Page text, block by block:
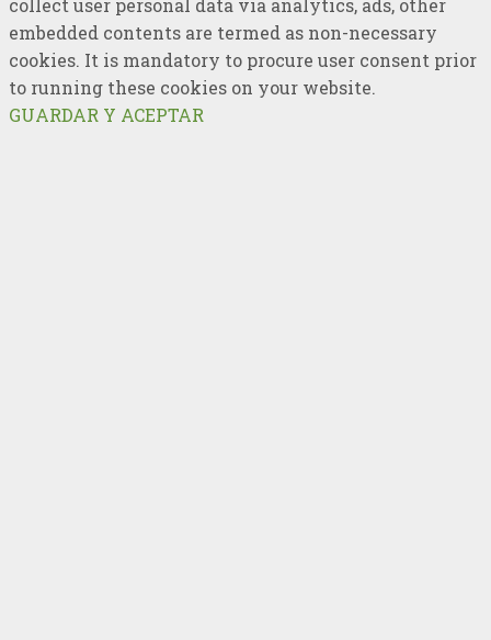
collect user personal data via analytics, ads, other
embedded contents are termed as non-necessary
cookies. It is mandatory to procure user consent prior
to running these cookies on your website.
GUARDAR Y ACEPTAR